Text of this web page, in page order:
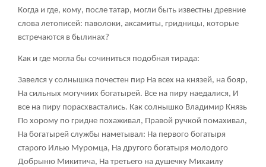
Когда и где, кому, после татар, могли быть известны древние
слова летописей: паволоки, аксамиты, гридницы, которые
встречаются в былинах?
Как и где могла бы сочиниться подобная тирада:
Завелся у солнышка почестен пир На всех на князей, на бояр,
На сильных могучиих богатырей. Все на пиру наедалися, И
все на пиру порасхвастались. Как солнышко Владимир Князь
По хорому по гридне похаживал, Правой ручкой помахивал,
На богатырей службы наметывал: На первого богатыря
старого Илью Муромца, На другого богатыря молодого
Добрыню Микитича, На третьего на душечку Михаилу